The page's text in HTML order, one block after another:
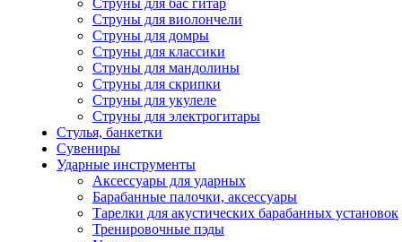
Струны для бас гитар
Струны для виолончели
Струны для домры
Струны для классики
Струны для мандолины
Струны для скрипки
Струны для укулеле
Струны для электрогитары
Стулья, банкетки
Сувениры
Ударные инструменты
Аксессуары для ударных
Барабанные палочки, аксессуары
Тарелки для акустических барабанных установок
Тренировочные пэды